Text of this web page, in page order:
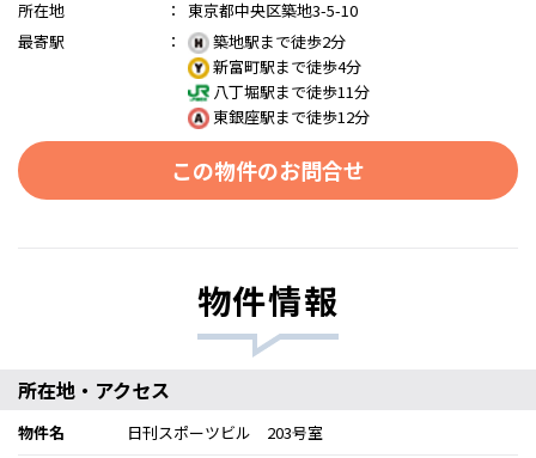
所在地
：
東京都中央区築地3-5-10
最寄駅
：
築地駅まで徒歩2分
新富町駅まで徒歩4分
八丁堀駅まで徒歩11分
東銀座駅まで徒歩12分
この物件のお問合せ
物件情報
所在地・アクセス
物件名
日刊スポーツビル 203号室